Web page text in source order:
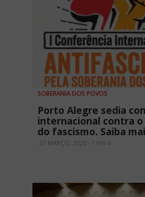
SOBERANIA DOS POVOS
Porto Alegre sedia
internacional contra o
do fascismo. Saiba
27 MARÇO, 2026 - 11H14